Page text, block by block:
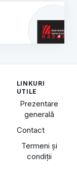
LINKURI
UTILE
Prezentare
generală
Contact
Termeni și
condiții